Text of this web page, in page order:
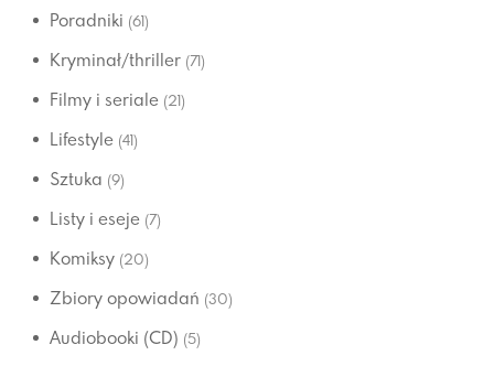
Poradniki (61)
Kryminał/thriller (71)
Filmy i seriale (21)
Lifestyle (41)
Sztuka (9)
Listy i eseje (7)
Komiksy (20)
Zbiory opowiadań (30)
Audiobooki (CD) (5)